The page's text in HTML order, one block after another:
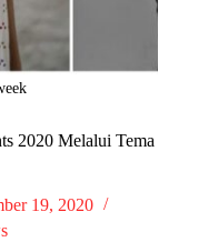
2020 Melalui Tema
19, 2020